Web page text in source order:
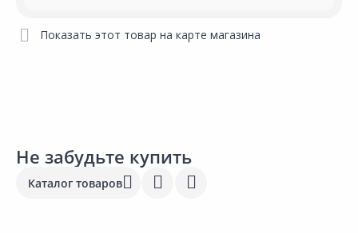
Показать этот товар на карте магазина
Не забудьте купить
Каталог товаров